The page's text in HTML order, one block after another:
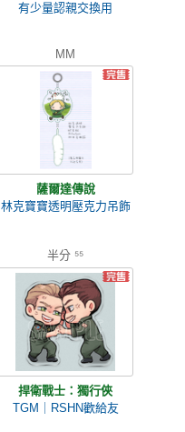
有少量認親交換用
MM
薩爾達傳說
林克寶寶透明壓克力吊飾
半分 ⁵⁵
捍衛戰士：獨行俠
TGM｜RSHN歡給友